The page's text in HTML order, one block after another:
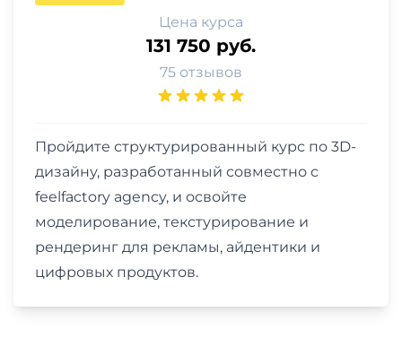
Цена курса
131 750 руб.
75 отзывов
Пройдите структурированный курс по 3D-
дизайну, разработанный совместно с
feelfactory agency, и освойте
моделирование, текстурирование и
рендеринг для рекламы, айдентики и
цифровых продуктов.